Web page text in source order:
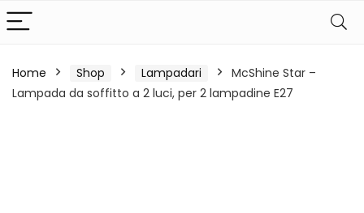
Home Shop Lampadari
McShine Star –
Lampada da soffitto a 2 luci, per 2 lampadine E27